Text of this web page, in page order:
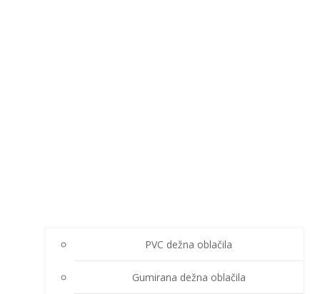
PVC dežna oblačila
Gumirana dežna oblačila